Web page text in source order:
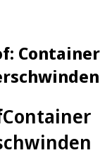
Container
Container